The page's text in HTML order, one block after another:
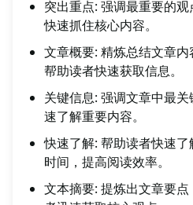
突出重点: 强调最重要的
快速抓住核心内容。
文章概要: 精炼总结文章内
帮助读者快速获取信息。
关键信息: 强调文章中最
速了解重要内容。
快速了解: 帮助读者快速
时间，提高阅读效率。
文本摘要: 提炼出文章要